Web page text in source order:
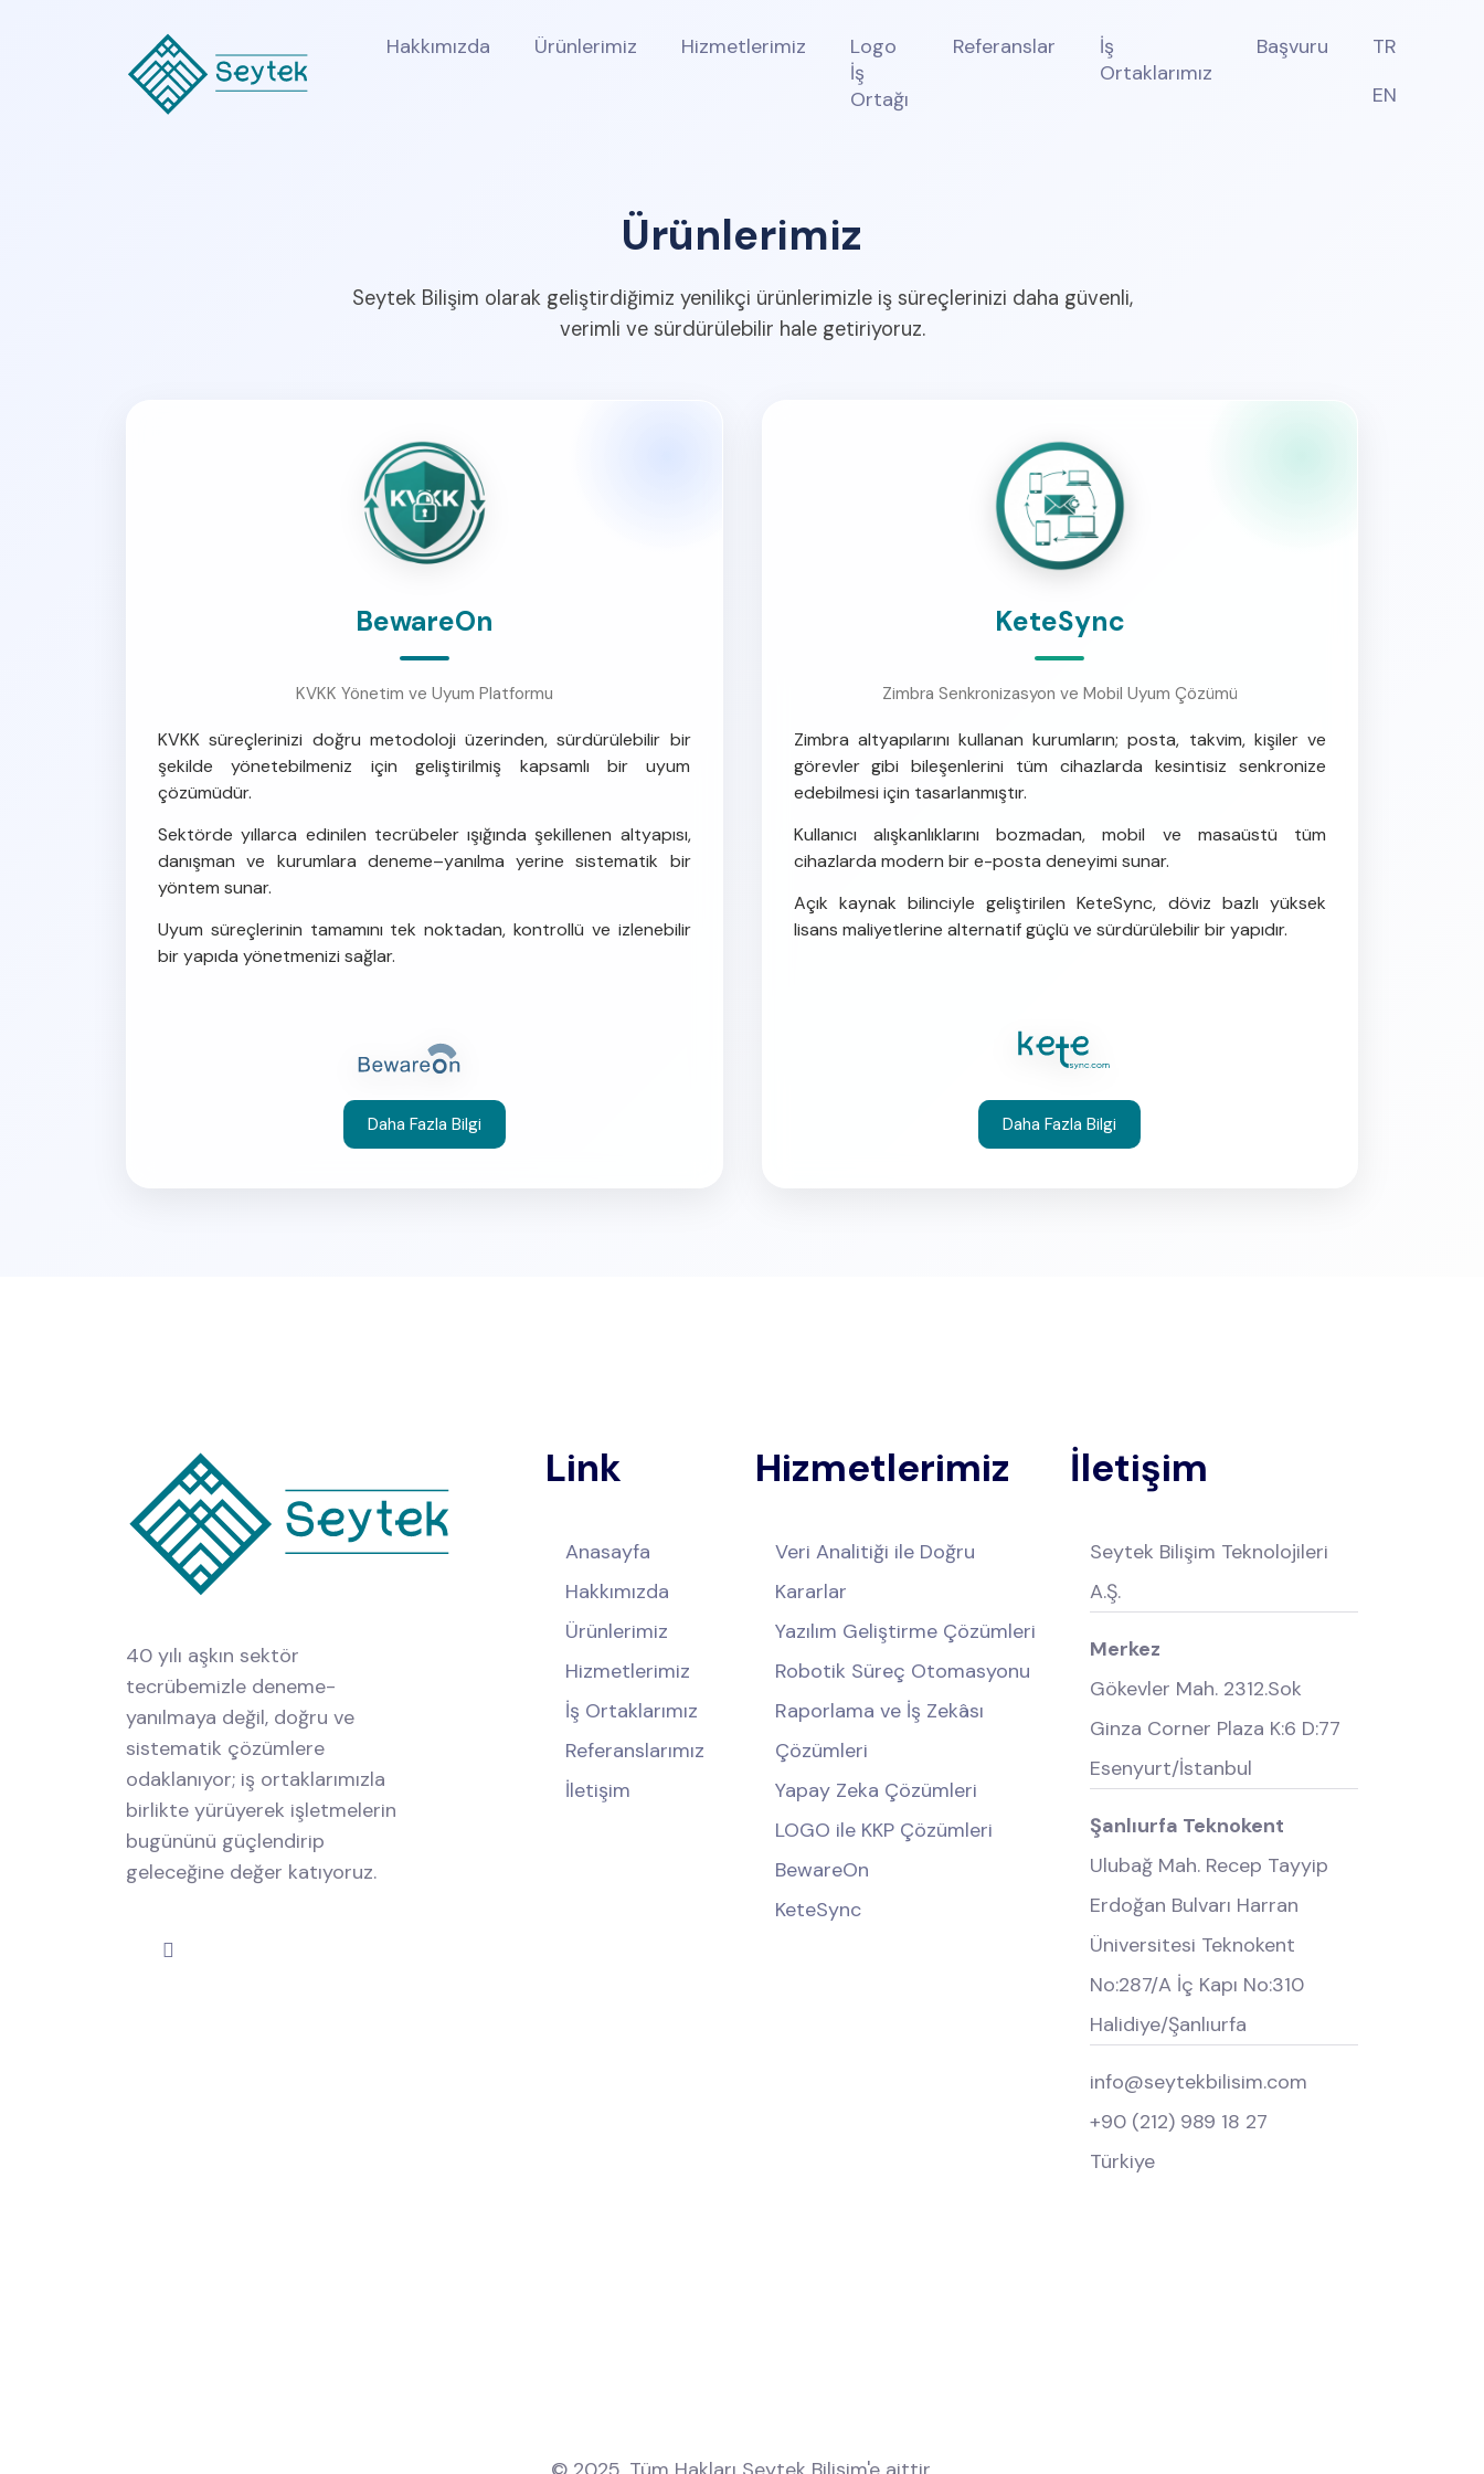
Hakkımızda Ürünlerimiz Hizmetlerimiz
Logo
İş
Ortağı
Referanslar
İş
Ortaklarımız
Başvuru
TR
EN
Ürünlerimiz
Seytek Bilişim olarak geliştirdiğimiz yenilikçi ürünlerimizle iş süreçlerinizi daha güvenli,
verimli ve sürdürülebilir hale getiriyoruz.
BewareOn
KVKK Yönetim ve Uyum Platformu
KVKK süreçlerinizi doğru metodoloji üzerinden, sürdürülebilir bir
şekilde yönetebilmeniz için geliştirilmiş kapsamlı bir uyum
çözümüdür.
Sektörde yıllarca edinilen tecrübeler ışığında şekillenen altyapısı,
danışman ve kurumlara deneme–yanılma yerine sistematik bir
yöntem sunar.
Uyum süreçlerinin tamamını tek noktadan, kontrollü ve izlenebilir
bir yapıda yönetmenizi sağlar.
Daha Fazla Bilgi
KeteSync
Zimbra Senkronizasyon ve Mobil Uyum Çözümü
Zimbra altyapılarını kullanan kurumların; posta, takvim, kişiler ve
görevler gibi bileşenlerini tüm cihazlarda kesintisiz senkronize
edebilmesi için tasarlanmıştır.
Kullanıcı alışkanlıklarını bozmadan, mobil ve masaüstü tüm
cihazlarda modern bir e-posta deneyimi sunar.
Açık kaynak bilinciyle geliştirilen KeteSync, döviz bazlı yüksek
lisans maliyetlerine alternatif güçlü ve sürdürülebilir bir yapıdır.
Daha Fazla Bilgi
40 yılı aşkın sektör
tecrübemizle deneme-
yanılmaya değil, doğru ve
sistematik çözümlere
odaklanıyor; iş ortaklarımızla
birlikte yürüyerek işletmelerin
bugününü güçlendirip
geleceğine değer katıyoruz.
Link
Anasayfa
Hakkımızda
Ürünlerimiz
Hizmetlerimiz
İş Ortaklarımız
Referanslarımız
İletişim
Hizmetlerimiz
Veri Analitiği ile Doğru
Kararlar
Yazılım Geliştirme Çözümleri
Robotik Süreç Otomasyonu
Raporlama ve İş Zekâsı
Çözümleri
Yapay Zeka Çözümleri
LOGO ile KKP Çözümleri
BewareOn
KeteSync
İletişim
Seytek Bilişim Teknolojileri
A.Ş.
Merkez
Gökevler Mah. 2312.Sok
Ginza Corner Plaza K:6 D:77
Esenyurt/İstanbul
Şanlıurfa Teknokent
Ulubağ Mah. Recep Tayyip
Erdoğan Bulvarı Harran
Üniversitesi Teknokent
No:287/A İç Kapı No:310
Halidiye/Şanlıurfa
info@seytekbilisim.com
+90 (212) 989 18 27
Türkiye